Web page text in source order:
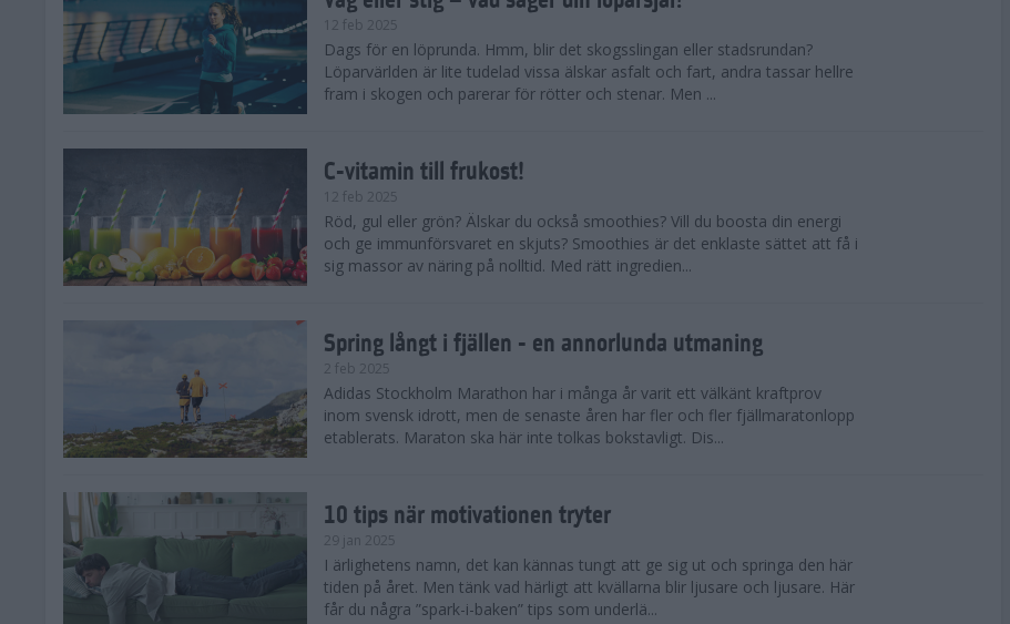
12 feb 2025
Dags för en löprunda. Hmm, blir det skogsslingan eller stadsrundan?
Löparvärlden är lite tudelad vissa älskar asfalt och fart, andra tassar hellre
fram i skogen och parerar för rötter och stenar. Men ...
C-vitamin till frukost!
12 feb 2025
Röd, gul eller grön? Älskar du också smoothies? Vill du boosta din energi
och ge immunförsvaret en skjuts? Smoothies är det enklaste sättet att få i
sig massor av näring på nolltid. Med rätt ingredien...
Spring långt i fjällen - en annorlunda utmaning
2 feb 2025
Adidas Stockholm Marathon har i många år varit ett välkänt kraftprov
inom svensk idrott, men de senaste åren har fler och fler fjällmaratonlopp
etablerats. Maraton ska här inte tolkas bokstavligt. Dis...
10 tips när motivationen tryter
29 jan 2025
I ärlighetens namn, det kan kännas tungt att ge sig ut och springa den här
tiden på året. Men tänk vad härligt att kvällarna blir ljusare och ljusare. Här
får du några ”spark-i-baken” tips som underlä...